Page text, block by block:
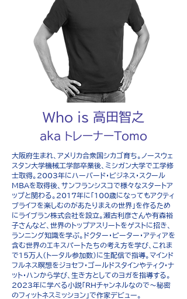
Who is 高田智之
aka トレーナーTomo
大阪府生まれ、アメリカ合衆国シカゴ育ち。ノースウェ
スタン大学機械工学部卒業後、ミシガン大学で工学修
士取得。2003年にハーバード・ビジネス・スクール
MBAを取得後、サンフランシスコで様々なスタートア
ップと関わる。2017年に「100歳になってもアクティ
ブライフを楽しむのがあたりまえの世界」を作るため
にライブラン株式会社を設立。瀬古利彦さんや有森裕
子さんなど、世界のトップアスリートをゲストに招き、
ランニング知識を学ぶ。ドクター・ピーター・アティアを
含む世界のエキスパートたちの考え方を学び、これま
で15万人（トータル参加数）に生配信で指導。マインド
フルネス瞑想をジョセフ・ゴールドスタインやティク・ナ
ット・ハンから学び、生き方としてのヨガを指導する。
2023年に学べる小説「RHチャンネルなので〜秘密
のフィットネスミッション」で作家デビュー。